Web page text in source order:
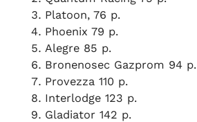
Platoon, 76 p.
Phoenix 79 p.
Alegre 85 p.
Bronenosec Gazprom 94 p.
Provezza 110 p.
Interlodge 123 p.
Gladiator 142 p.